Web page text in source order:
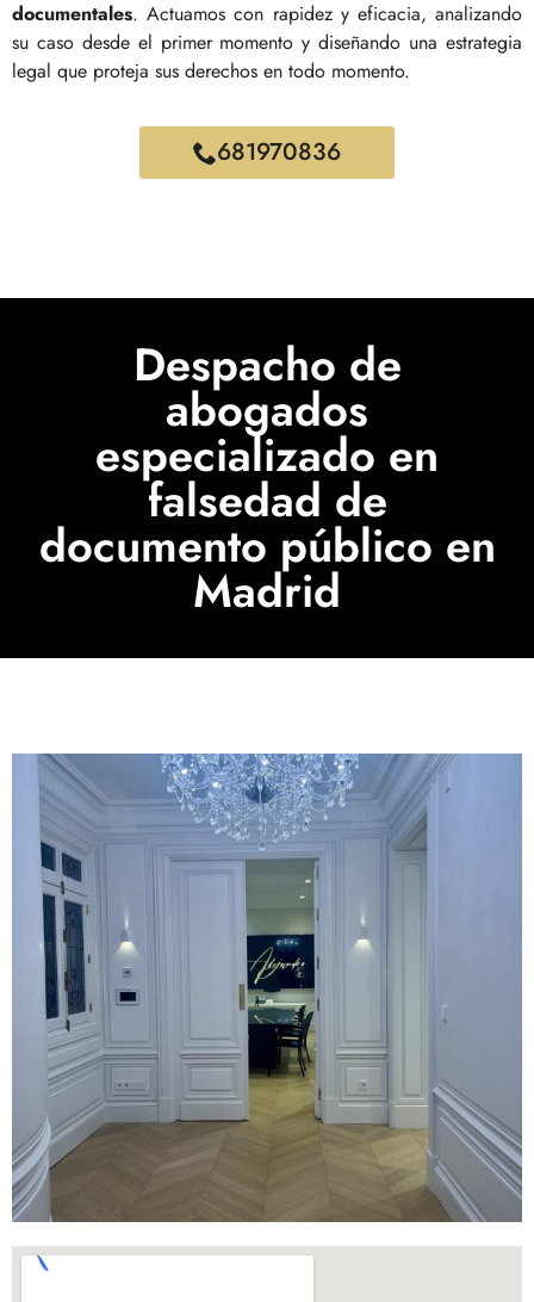
documentales. Actuamos con rapidez y eficacia, analizando
su caso desde el primer momento y diseñando una estrategia
legal que proteja sus derechos en todo momento.
681970836
Despacho de
abogados
especializado en
falsedad de
documento público en
Madrid